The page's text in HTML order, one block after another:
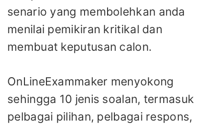
senario yang membolehkan anda
menilai pemikiran kritikal dan
membuat keputusan calon.
OnLineExammaker menyokong
sehingga 10 jenis soalan, termasuk
pelbagai pilihan, pelbagai respons,